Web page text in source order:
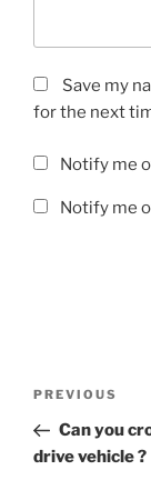
Save my
for the next
Notify me
Notify me
Previous
Post
PREVIOUS
Can you
drive vehicle ?